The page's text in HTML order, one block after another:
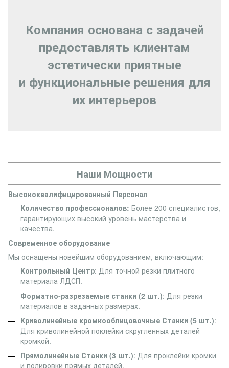
Компания основана с задачей
предоставлять клиентам
эстетически приятные
и функциональные решения для
их интерьеров
Наши Мощности
Высококвалифицированный Персонал
Количество профессионалов: Более 200 специалистов,
гарантирующих высокий уровень мастерства и
качества.
Современное оборудование
Мы оснащены новейшим оборудованием, включающим:
Контрольный Центр: Для точной резки плитного
материала ЛДСП.
Форматно-разрезаемые станки (2 шт.): Для резки
материалов в заданных размерах.
Криволинейные кромкооблицовочные Станки (5 шт.):
Для криволинейной поклейки скругленных деталей
кромкой.
Прямолинейные Станки (3 шт.): Для проклейки кромки
и полировки прямых деталей.